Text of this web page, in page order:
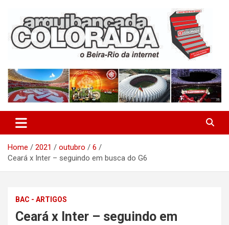
content
Arquibancada Colorada
Home 2021 outubro
6
Ceará x Inter – seguindo em busca do G6
BAC - ARTIGOS
Ceará x Inter – seguindo em